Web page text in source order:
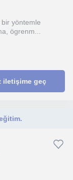
yöntemle
ögrenm...
iletişime geç